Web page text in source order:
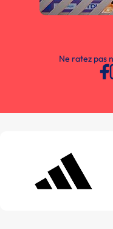
Ne ratez pas